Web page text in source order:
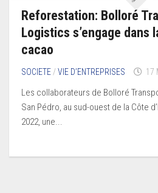
Reforestation: Bolloré
Logistics s’engage dans
cacao
SOCIETE /VIE D’ENTREPRISES 17
Les collaborateurs de Bolloré
San Pédro, au sud-ouest de la Côte
2022, une...